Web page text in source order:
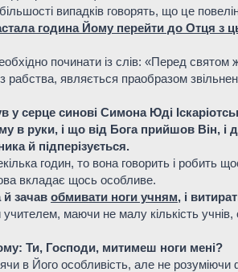
випадків говорять, що це
година Йому перейти до Отця з
починати із слів: «Перед
рабства, являється праобразом
у серце синові Симона Юді
в руки, і що від Бога прийшов Він, і
й підперізується.
годин, то вона говорить і робить
вкладає щось особливе.
зачав обмивати ноги учням, і
маючи не малу кількість
Ти, Господи, митимеш ноги мені?
в Його особливість, але не